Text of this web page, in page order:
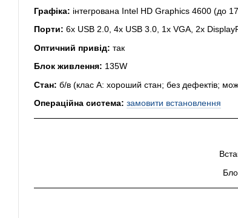
Графіка: інтегрована Intel HD Graphics 4600 (до
Порти: 6x USB 2.0, 4x USB 3.0, 1x VGA, 2x
Оптичний привід: так
Блок живлення: 135W
Стан: б/в (клас А: хороший стан; без дефектів;
Операційна система: замовити встановлення